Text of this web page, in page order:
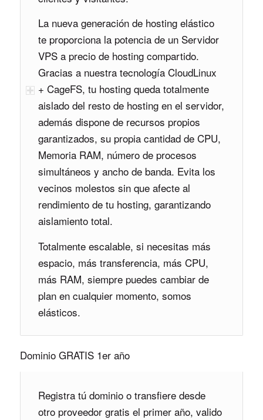
La nueva generación de hosting elástico
te proporciona la potencia de un Servidor
VPS a precio de hosting compartido.
Gracias a nuestra tecnología CloudLinux
+ CageFS, tu hosting queda totalmente
aislado del resto de hosting en el servidor,
además dispone de recursos propios
garantizados, su propia cantidad de CPU,
Memoria RAM, número de procesos
simultáneos y ancho de banda. Evita los
vecinos molestos sin que afecte al
rendimiento de tu hosting, garantizando
aislamiento total.
Totalmente escalable, si necesitas más
espacio, más transferencia, más CPU,
más RAM, siempre puedes cambiar de
plan en cualquier momento, somos
elásticos.
Dominio GRATIS 1er año
Registra tú dominio o transfiere desde
otro proveedor gratis el primer año, valido